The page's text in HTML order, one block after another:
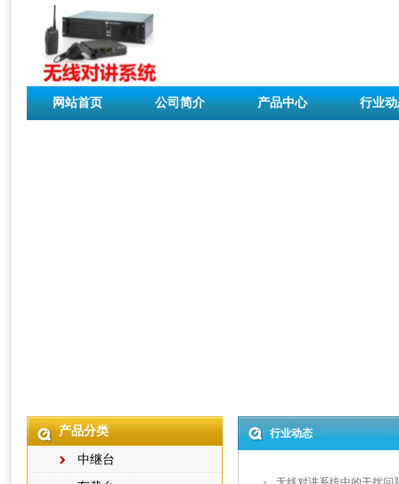
网站首页 公司简介 产品中心 行业
产品分类
中继台
行业动态